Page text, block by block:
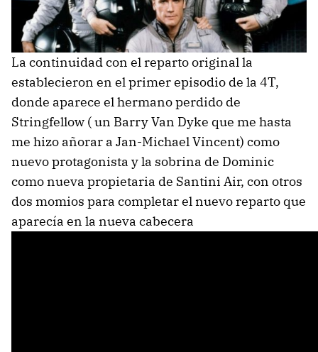
La continuidad con el reparto original la
establecieron en el primer episodio de la 4T,
donde aparece el hermano perdido de
Stringfellow ( un Barry Van Dyke que me hasta
me hizo añorar a Jan-Michael Vincent) como
nuevo protagonista y la sobrina de Dominic
como nueva propietaria de Santini Air, con otros
dos momios para completar el nuevo reparto que
aparecía en la nueva cabecera